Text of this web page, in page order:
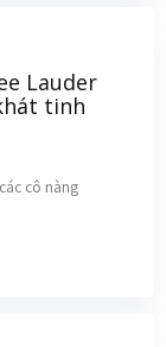
Lauder
tinh
cô nàng